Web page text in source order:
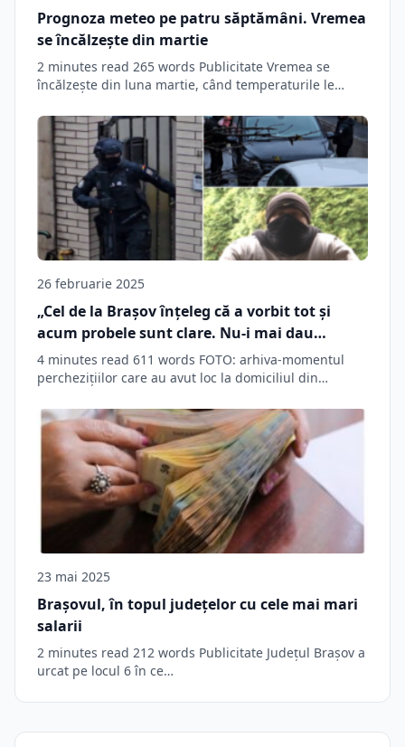
Prognoza meteo pe patru săptămâni. Vremea
se încălzește din martie
2 minutes read 265 words Publicitate Vremea se
încălzește din luna martie, când temperaturile le…
26 februarie 2025
„Cel de la Brașov înțeleg că a vorbit tot și
acum probele sunt clare. Nu-i mai dau
drumul”
4 minutes read 611 words FOTO: arhiva-momentul
perchezițiilor care au avut loc la domiciliul din…
23 mai 2025
Brașovul, în topul judeţelor cu cele mai mari
salarii
2 minutes read 212 words Publicitate Județul Brașov a
urcat pe locul 6 în ce…